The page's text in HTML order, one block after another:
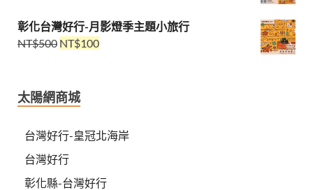
彰化台灣好行-月影燈季主題小旅行
NT$500 NT$100
太陽網商城
台灣好行-皇冠北海岸
台灣好行
彰化縣-台灣好行